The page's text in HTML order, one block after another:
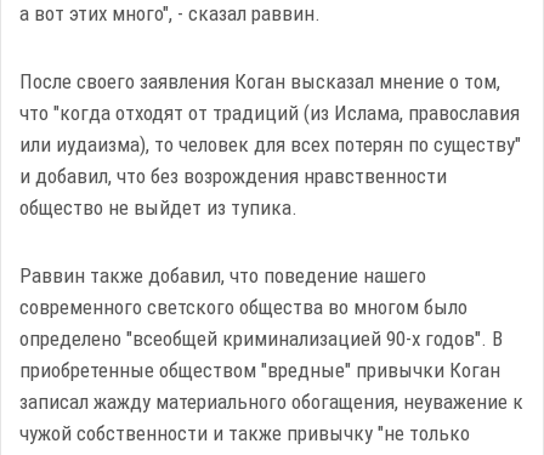
а вот этих много", - сказал раввин.
После своего заявления Коган высказал мнение о том,
что "когда отходят от традиций (из Ислама, православия
или иудаизма), то человек для всех потерян по существу"
и добавил, что без возрождения нравственности
общество не выйдет из тупика.
Раввин также добавил, что поведение нашего
современного светского общества во многом было
определено "всеобщей криминализацией 90-х годов". В
приобретенные обществом "вредные" привычки Коган
записал жажду материального обогащения, неуважение к
чужой собственности и также привычку "не только